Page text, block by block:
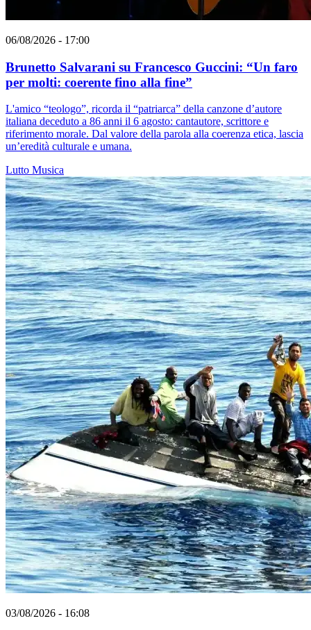
06/08/2026 - 17:00
Brunetto Salvarani su Francesco Guccini: “Un faro
per molti: coerente fino alla fine”
L'amico “teologo”, ricorda il “patriarca” della canzone d’autore
italiana deceduto a 86 anni il 6 agosto: cantautore, scrittore e
riferimento morale. Dal valore della parola alla coerenza etica, lascia
un’eredità culturale e umana.
Lutto Musica
03/08/2026 - 16:08